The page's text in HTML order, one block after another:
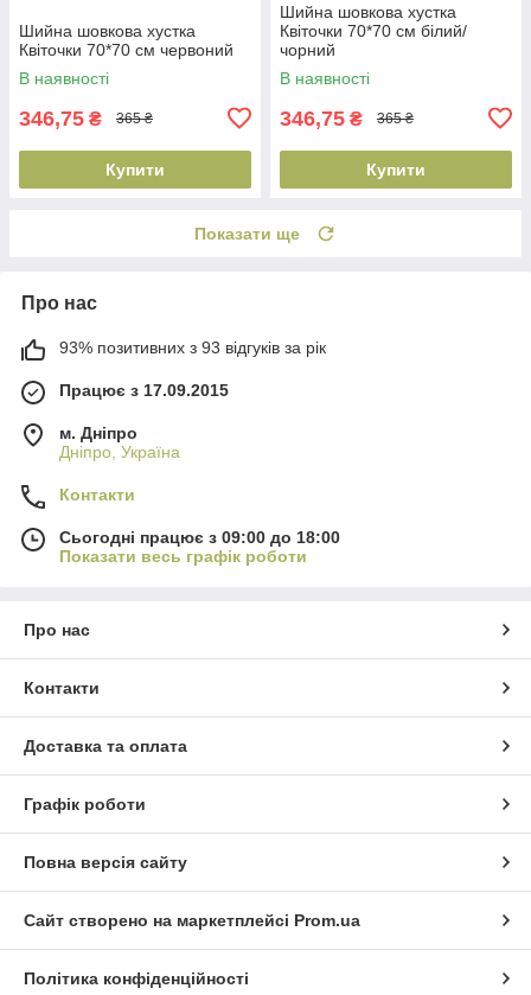
Шийна шовкова хустка
Квіточки 70*70 см червоний
В наявності
346,75 ₴ 365 ₴
Купити
Шийна шовкова хустка
Квіточки 70*70 см білий/
чорний
В наявності
346,75 ₴ 365 ₴
Купити
Показати ще
Про нас
93% позитивних з 93 відгуків за рік
Працює з 17.09.2015
м. Дніпро
Дніпро, Україна
Контакти
Сьогодні працює з 09:00 до 18:00
Показати весь графік роботи
Про нас
Контакти
Доставка та оплата
Графік роботи
Повна версія сайту
Сайт створено на маркетплейсі Prom.ua
Політика конфіденційності